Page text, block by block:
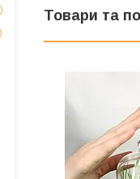
Товари та